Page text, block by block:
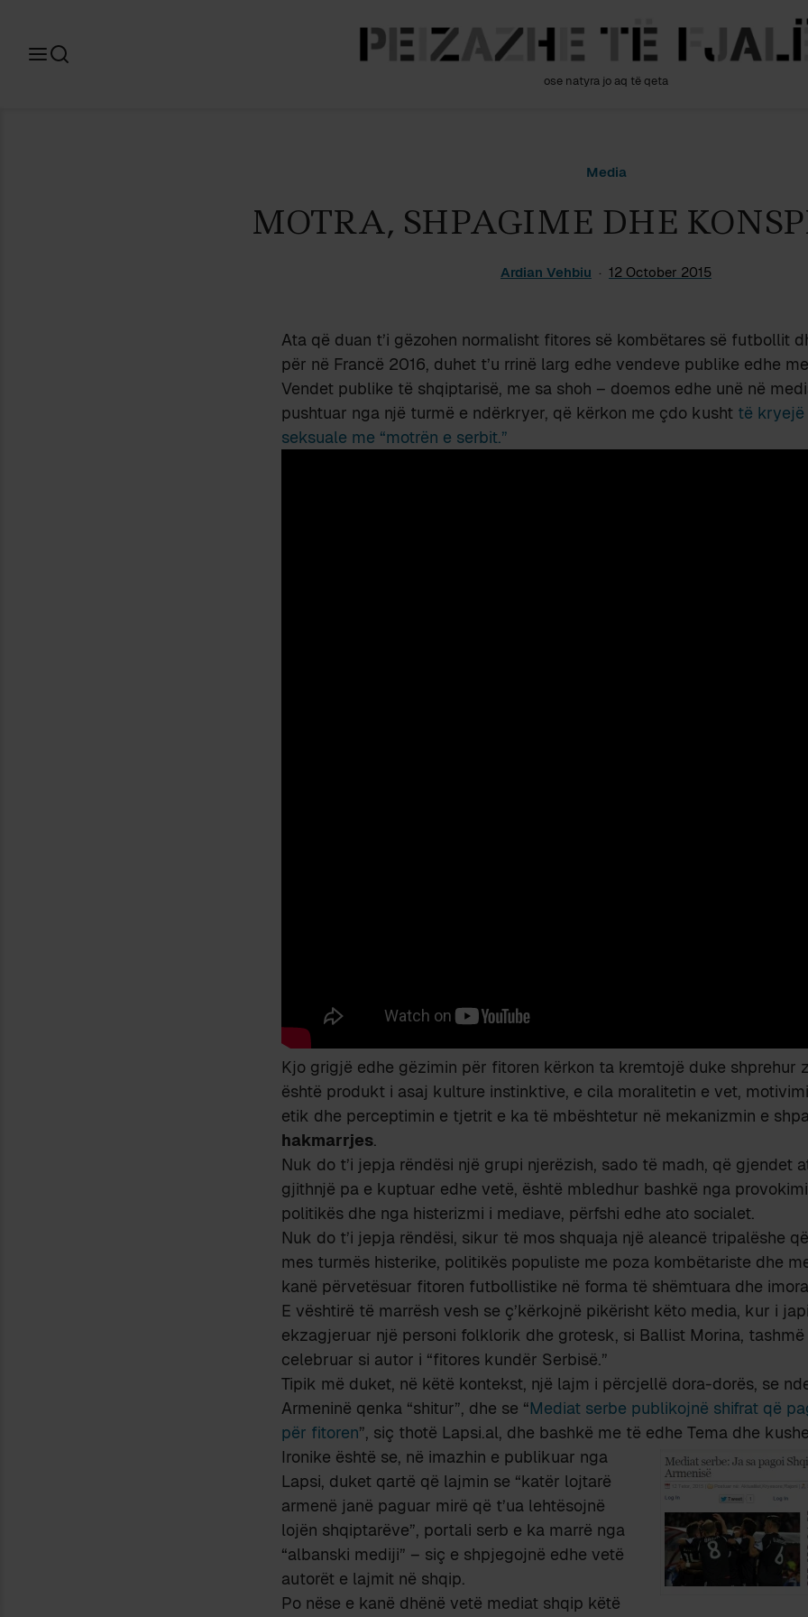
ose natyra jo aq të qeta
Media
MOTRA, SHPAGIME DHE
Ardian Vehbiu 12 October 2015
Ata që duan t’i gëzohen normalisht fitores së kombëtares së futbollit
për në Francë 2016, duhet t’u rrinë larg edhe vendeve publike edhe
Vendet publike të shqiptarisë, me sa shoh – doemos edhe unë në
pushtuar nga një turmë e ndërkryer, që kërkon me çdo kusht të kryejë
seksuale me “motrën e serbit.”
Kjo grigjë edhe gëzimin për fitoren kërkon ta kremtojë duke shprehur
është produkt i asaj kulture instinktive, e cila moralitetin e vet,
etik dhe perceptimin e tjetrit e ka të mbështetur në mekanizmin e
hakmarrjes.
Nuk do t’i jepja rëndësi një grupi njerëzish, sado të madh, që gjendet
gjithnjë pa e kuptuar edhe vetë, është mbledhur bashkë nga
politikës dhe nga histerizmi i mediave, përfshi edhe ato socialet.
Nuk do t’i jepja rëndësi, sikur të mos shquaja një aleancë tripalëshe
mes turmës histerike, politikës populiste me poza kombëtariste dhe
kanë përvetësuar fitoren futbollistike në forma të shëmtuara dhe
E vështirë të marrësh vesh se ç’kërkojnë pikërisht këto media, kur i
ekzagjeruar një personi folklorik dhe grotesk, si Ballist Morina,
celebruar si autor i “fitores kundër Serbisë.”
Tipik më duket, në këtë kontekst, një lajm i përcjellë dora-dorës, se
Armeninë qenka “shitur”, dhe se “Mediat serbe publikojnë shifrat që
për fitoren”, siç thotë Lapsi.al, dhe bashkë me të edhe Tema dhe
Ironike është se, në imazhin e publikuar nga
Lapsi, duket qartë që lajmin se “katër lojtarë
armenë janë paguar mirë që t’ua lehtësojnë
lojën shqiptarëve”, portali serb e ka marrë nga
“albanski mediji” – siç e shpjegojnë edhe vetë
autorët e lajmit në shqip.
Po nëse e kanë dhënë vetë mediat shqip këtë